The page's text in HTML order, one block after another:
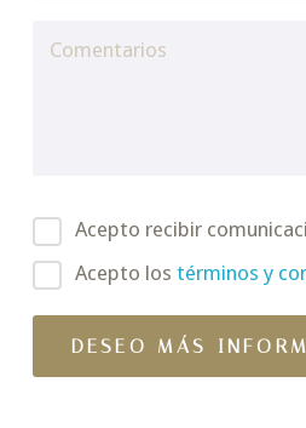
Acepto recibir
Acepto los términos y